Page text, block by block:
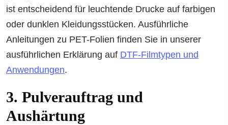
ist entscheidend für leuchtende Drucke auf farbigen
oder dunklen Kleidungsstücken. Ausführliche
Anleitungen zu PET-Folien finden Sie in unserer
ausführlichen Erklärung auf DTF-Filmtypen und
Anwendungen.
3. Pulverauftrag und
Aushärtung